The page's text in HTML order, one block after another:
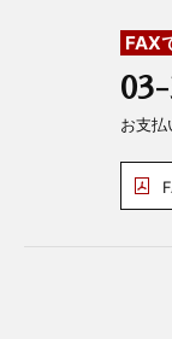
FAX
お支